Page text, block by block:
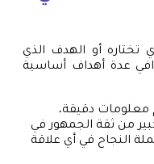
تختاره أو الهدف الذي
عدة أهداف أساسية
معلومات دقيقة،
من ثقة الجمهور في
النجاح في أي علاقة